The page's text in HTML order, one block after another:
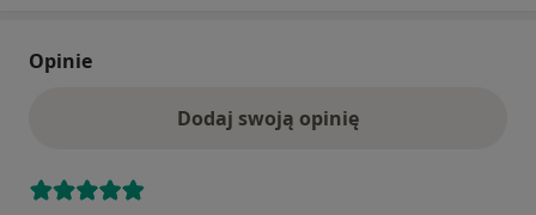
Opinie
Dodaj swoją opinię